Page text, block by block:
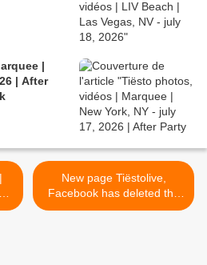
|
| After
New page Tiëstolive,
Facebook has deleted the
first page with 20000 fans